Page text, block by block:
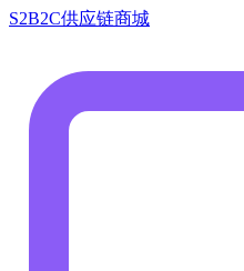
S2B2C供应链商城